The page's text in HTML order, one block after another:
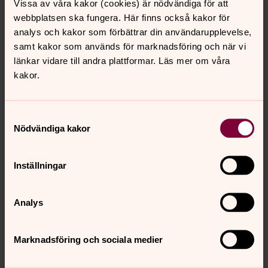
Vissa av våra kakor (cookies) är nödvändiga för att
webbplatsen ska fungera. Här finns också kakor för
analys och kakor som förbättrar din användarupplevelse,
samt kakor som används för marknadsföring och när vi
länkar vidare till andra plattformar. Läs mer om våra
kakor.
Nödvändiga kakor
Inställningar
Analys
Marknadsföring och sociala medier
I Minneslunden på Gullabo kyrkogård. Kyrkkaffe.
Mässa Söderåkra
Söderåkra kyrka Sophia Magdalena
torsdag 20 augusti 2026
Musik i Sommarkväll - Torsås kyrka
Torsås kyrka